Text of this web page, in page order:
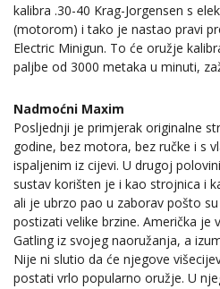
kalibra .30-40 Krag-Jorgensen s
(motorom) i tako je nastao pravi
Electric Minigun. To će oružje
paljbe od 3000 metaka u minuti,
Nadmoćni Maxim
Posljednji je primjerak originalne
godine, bez motora, bez ručke i s
ispaljenim iz cijevi. U drugoj
sustav korišten je i kao strojnica i
ali je ubrzo pao u zaborav pošto
postizati velike brzine. Američka je
Gatling iz svojeg naoružanja, a
Nije ni slutio da će njegove
postati vrlo popularno oružje. U